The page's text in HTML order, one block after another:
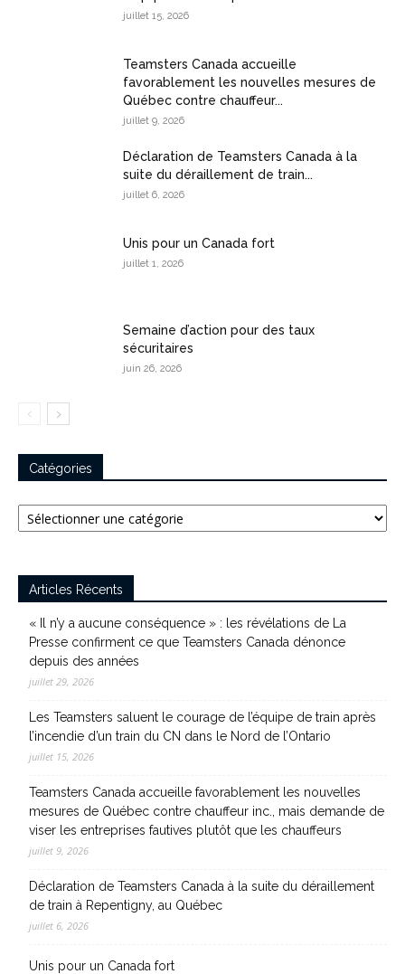
juillet 15, 2026
Teamsters Canada accueille
favorablement les nouvelles mesures de
Québec contre chauffeur...
juillet 9, 2026
Déclaration de Teamsters Canada à la
suite du déraillement de train...
juillet 6, 2026
Unis pour un Canada fort
juillet 1, 2026
Semaine d’action pour des taux
sécuritaires
juin 26, 2026
Catégories
Catégories
Articles Récents
« Il n’y a aucune conséquence » : les révélations de La
Presse confirment ce que Teamsters Canada dénonce
depuis des années
juillet 29, 2026
Les Teamsters saluent le courage de l’équipe de train après
l’incendie d’un train du CN dans le Nord de l’Ontario
juillet 15, 2026
Teamsters Canada accueille favorablement les nouvelles
mesures de Québec contre chauffeur inc., mais demande de
viser les entreprises fautives plutôt que les chauffeurs
juillet 9, 2026
Déclaration de Teamsters Canada à la suite du déraillement
de train à Repentigny, au Québec
juillet 6, 2026
Unis pour un Canada fort